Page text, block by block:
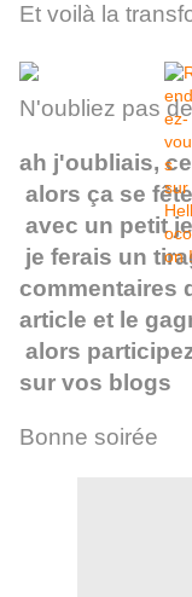
Et voilà la
N'oubliez pas
ah j'oubliais,
alors ça se fête
avec un petit
je ferais un
commentaires
article et le
alors
sur vos blogs
Bonne soirée